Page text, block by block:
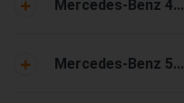
Mercedes-Benz 4...
Mercedes-Benz 5...